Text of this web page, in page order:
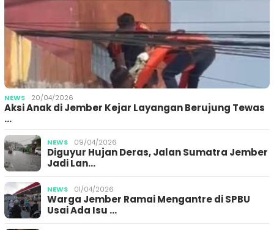
NEWS 20/04/2026
Aksi Anak di Jember Kejar Layangan Berujung Tewas
…
NEWS 09/04/2026
Diguyur Hujan Deras, Jalan Sumatra Jember
Jadi Lan…
NEWS 01/04/2026
Warga Jember Ramai Mengantre di SPBU
Usai Ada Isu …